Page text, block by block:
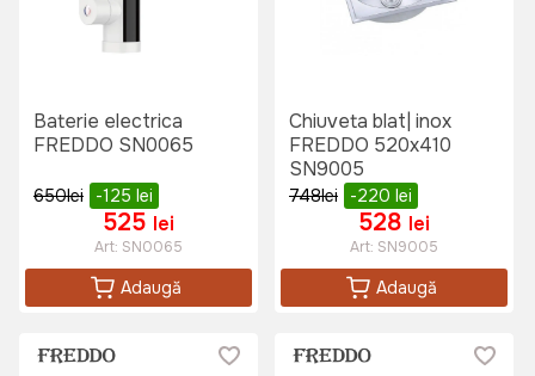
Baterie electrica
FREDDO SN0065
650lei -125 lei
525 lei
Art: SN0065
Adaugă
Chiuveta blat| inox
FREDDO 520x410
SN9005
748lei -220 lei
528 lei
Art: SN9005
Adaugă